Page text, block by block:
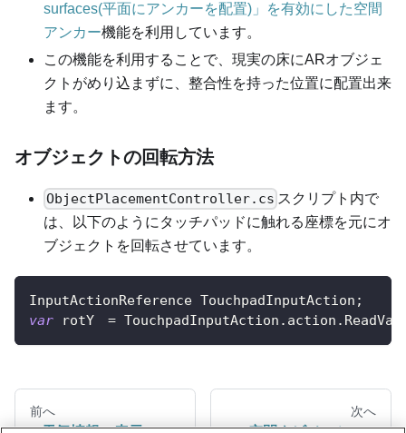
surfaces(平面にアンカーを配置)」を有効にした空間
アンカー機能を利用しています。
この機能を利用することで、現実の床にARオブジェ
クトがめり込まずに、整合性を持った位置に配置出来
ます。
オブジェクトの回転方法
ObjectPlacementController.cs スクリプト内で
は、以下のようにタッチパッドに触れる座標を元にオ
ブジェクトを回転させています。
InputActionReference TouchpadInputAction ;
var rotY = TouchpadInputAction . action .
前へ 次へ